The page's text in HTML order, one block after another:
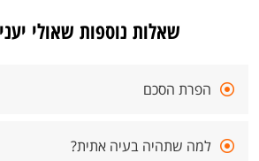
שאלות נוספות שאולי
הפרת הסכם
למה שתהיה בעיה אתית?